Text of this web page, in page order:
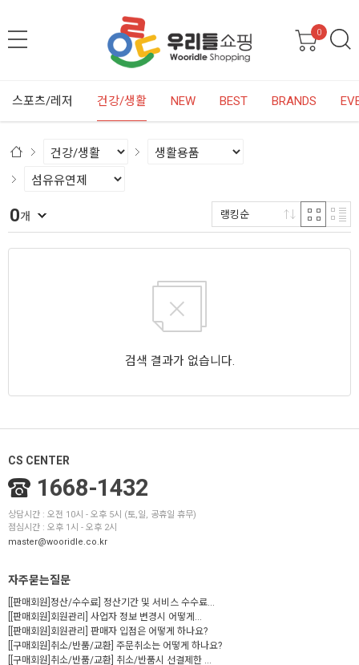
0
스포츠/레저 건강/생활 NEW BEST BRANDS
0개 랭킹순
검색 결과가 없습니다.
CS CENTER
1668-1432
상담시간 : 오전 10시 - 오후 5시 (토,일, 공휴일 휴무)
점심시간 : 오후 1시 - 오후 2시
master@wooridle.co.kr
자주묻는질문
[[판매회원]정산/수수료] 정산기간 및 서비스 수수료...
[[판매회원]회원관리] 사업자 정보 변경시 어떻게...
[[판매회원]회원관리] 판매자 입점은 어떻게 하나요?
[[구매회원]취소/반품/교환] 주문취소는 어떻게 하나요?
[[구매회원]취소/반품/교환] 취소/반품시 선결제한 ...